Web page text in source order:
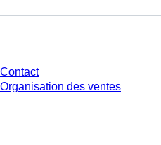
Contact
Organisation des ventes